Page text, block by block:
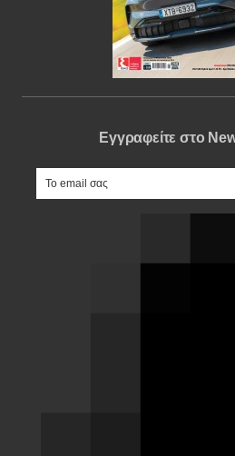
Εγγραφείτε στο
e-mail